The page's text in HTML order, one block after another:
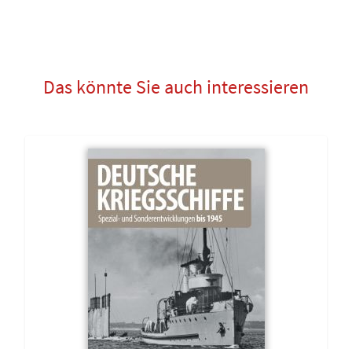
Das könnte Sie auch interessieren